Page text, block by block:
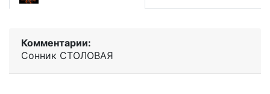
Комментарии:
Сонник СТОЛОВАЯ